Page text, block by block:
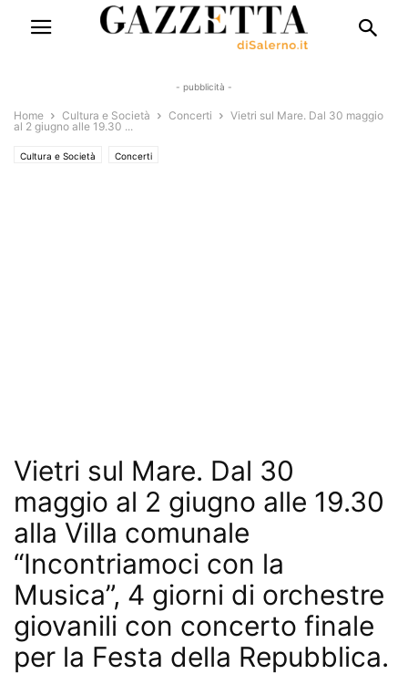
- pubblicità -
Home Cultura e Società Concerti
Vietri sul Mare. Dal 30 maggio
al 2 giugno alle 19.30 ...
Cultura e Società Concerti
Vietri sul Mare. Dal 30
maggio al 2 giugno alle 19.30
alla Villa comunale
“Incontriamoci con la
Musica”, 4 giorni di orchestre
giovanili con concerto finale
per la Festa della Repubblica.